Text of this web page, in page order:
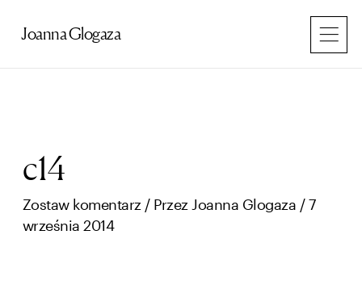
Joanna Glogaza
c14
Zostaw komentarz / PrzezJoanna Glogaza /7
września 2014